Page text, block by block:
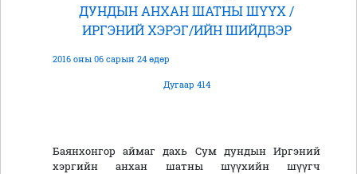
ДУНДЫН АНХАН ШАТНЫ ШҮҮХ /
ИРГЭНИЙ ХЭРЭГ/ИЙН ШИЙДВЭР
2016 оны 06 сарын 24 өдөр
Дугаар 414
Баянхонгор аймаг дахь Сум дундын Иргэний
хэргийн анхан шатны шүүхийн шүүгч